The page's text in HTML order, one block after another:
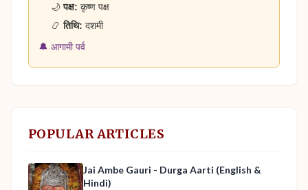
🌙पक्ष: कृष्ण पक्ष
📿तिथि: दशमी
🔔 आगामी पर्व
POPULAR ARTICLES
Jai Ambe Gauri - Durga Aarti (English &
Hindi)